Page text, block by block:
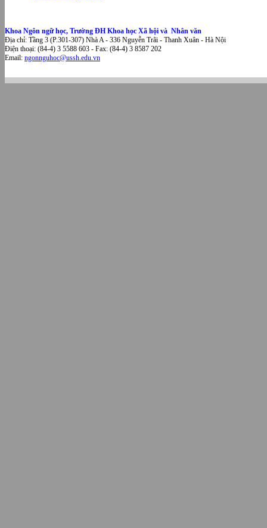
Khoa Ngôn ngữ học, Trường ĐH Khoa học Xã hội và Nhân văn
Địa chỉ: Tầng 3 (P.301-307) Nhà A - 336 Nguyễn Trãi - Thanh Xuân - Hà Nội
Điện thoại: (84-4) 3 5588 603 - Fax: (84-4) 3 8587 202
Email: ngonnguhoc@ussh.edu.vn